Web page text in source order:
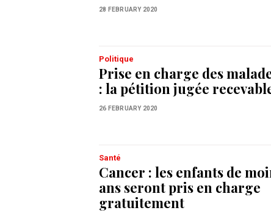
28 FEBRUARY 2020
Politique
Prise en charge des
: la pétition jugée
26 FEBRUARY 2020
Santé
Cancer : les enfants de
ans seront pris en charge
gratuitement